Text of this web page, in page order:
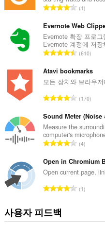
총
급
수
:
1
Evernote Web
Evernote 확장 프로
Evernote 계정에 저장
총
급
수
610
Atavi bookmarks
모든 장치와 브라우
총
급
수
:
170
Sound Meter (Noise
Measure the
computer's
총
급
수
4
Open in Chromium
Open current page,
총
1
사용자 피드백